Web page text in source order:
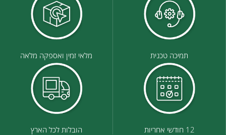
תמיכה טכנית מלאי זמין ואספקה מלאה
12 חודשי אחריות הובלות לכל הארץ